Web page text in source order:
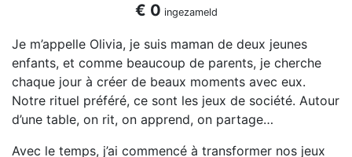
€ 0 ingezameld
Je m’appelle Olivia, je suis maman de deux jeunes
enfants, et comme beaucoup de parents, je cherche
chaque jour à créer de beaux moments avec eux.
Notre rituel préféré, ce sont les jeux de société. Autour
d’une table, on rit, on apprend, on partage…
Avec le temps, j’ai commencé à transformer nos jeux